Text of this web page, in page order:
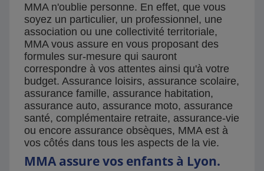
MMA n'oublie personne. En effet, que vous
soyez un particulier, un professionnel, une
association ou une collectivité territoriale,
MMA vous assure en vous proposant des
formules sur-mesure qui sauront
correspondre à vos attentes ainsi qu'à votre
budget. Assurance loisirs, assurance scolaire,
assurance famille, assurance habitation,
assurance auto, assurance moto, assurance
santé, complémentaire retraite, assurance-vie
ou encore assurance obsèques, MMA est à
vos côtés dans tous les aspects de la vie.
MMA assure vos enfants à Lyon.